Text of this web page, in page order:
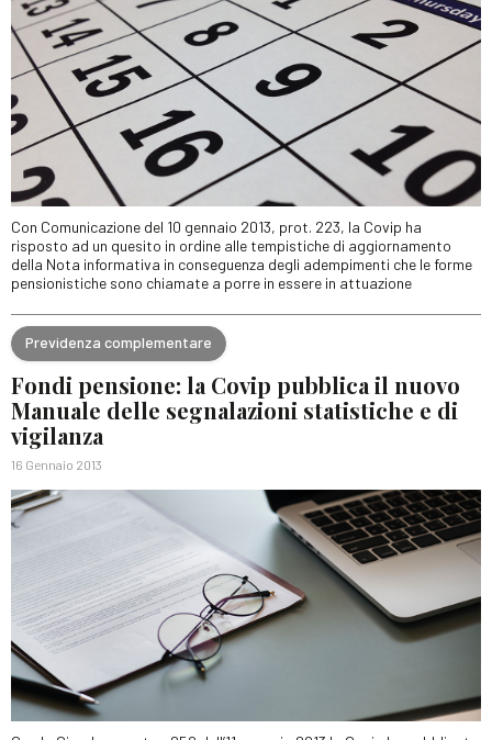
Con Comunicazione del 10 gennaio 2013, prot. 223, la Covip ha
risposto ad un quesito in ordine alle tempistiche di aggiornamento
della Nota informativa in conseguenza degli adempimenti che le forme
pensionistiche sono chiamate a porre in essere in attuazione
Previdenza complementare
Fondi pensione: la Covip pubblica il nuovo
Manuale delle segnalazioni statistiche e di
vigilanza
16 Gennaio 2013